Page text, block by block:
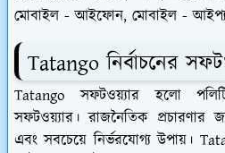
মোবাইল - আইফোন, মোবাইল -
Tatango নির্বাচনের
Tatango সফটওয়্যার হলো
সফটওয়্যার। রাজনৈতিক প্রচারণার
এবং সবচেয়ে নির্ভরযোগ্য উপায়।